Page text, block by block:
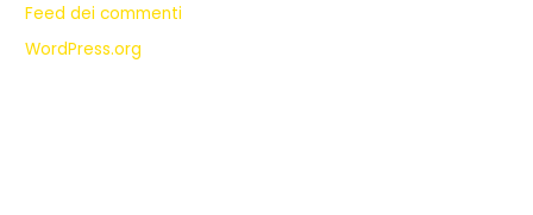
Feed dei commenti
WordPress.org